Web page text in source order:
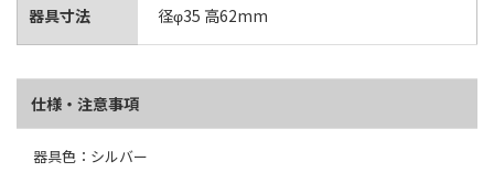
器具寸法 径φ35 高62mm
仕様・注意事項
器具色：シルバー